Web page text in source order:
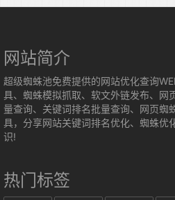
网站简介
超级蜘蛛池免费提供的网站优化查询
具、蜘蛛模拟抓取、软文外链发布、网
量查询、关键词排名批量查询、网页蜘
具，分享网站关键词排名优化、蜘蛛优
识!
热门标签